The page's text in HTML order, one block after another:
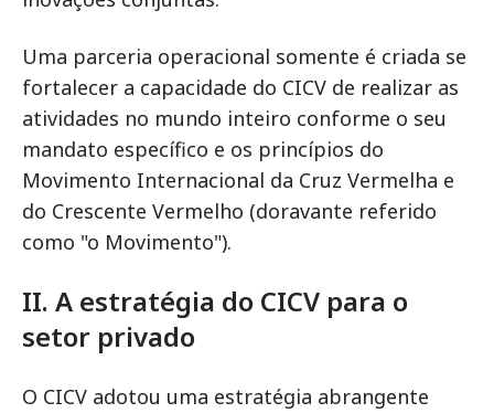
Uma parceria operacional somente é criada se
fortalecer a capacidade do CICV de realizar as
atividades no mundo inteiro conforme o seu
mandato específico e os princípios do
Movimento Internacional da Cruz Vermelha e
do Crescente Vermelho (doravante referido
como "o Movimento").
II. A estratégia do CICV para o
setor privado
O CICV adotou uma estratégia abrangente